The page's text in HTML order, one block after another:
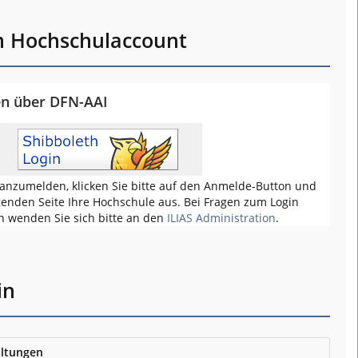
Hochschulaccount
über DFN-AAI
klicken Sie bitte auf den Anmelde-Button und
Seite Ihre Hochschule aus. Bei Fragen zum Login
wenden Sie sich bitte an den ILIAS Administration.